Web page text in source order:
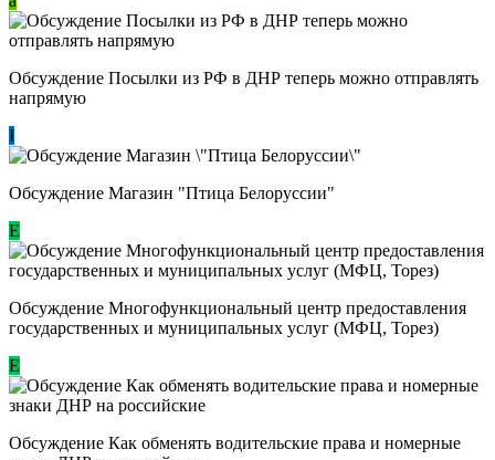
Обсуждение Посылки из РФ в ДНР теперь можно отправлять
напрямую
I
Обсуждение Магазин "Птица Белоруссии"
Е
Обсуждение Многофункциональный центр предоставления
государственных и муниципальных услуг (МФЦ, Торез)
E
Обсуждение ​Как обменять водительские права и номерные